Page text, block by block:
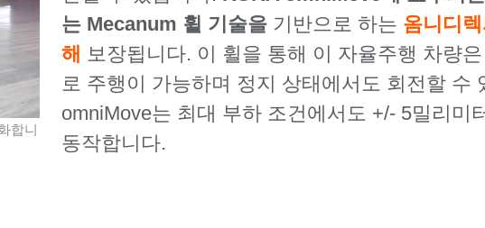
는 Mecanum 휠 기술을기반으로 하는 옴니디
해 보장됩니다. 이 휠을 통해 이 자율주행 차량
로 주행이 가능하며 정지 상태에서도 회전할 수
omniMove는 최대 부하 조건에서도 +/- 5밀리미
동작합니다.
합니